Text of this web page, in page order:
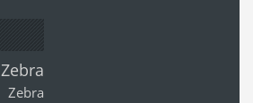
Zebra
Zebra